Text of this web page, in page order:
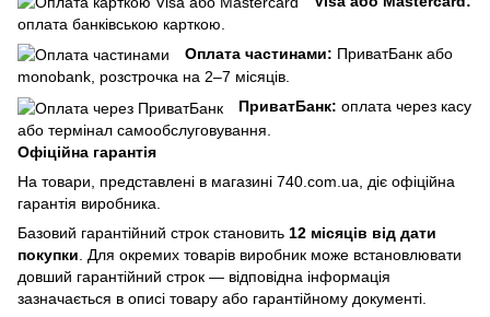
оплата банківською карткою.
Оплата частинами: ПриватБанк або
monobank, розстрочка на 2–7 місяців.
ПриватБанк: оплата через касу
або термінал самообслуговування.
Офіційна гарантія
На товари, представлені в магазині 740.com.ua, діє офіційна
гарантія виробника.
Базовий гарантійний строк становить 12 місяців від дати
покупки . Для окремих товарів виробник може встановлювати
довший гарантійний строк — відповідна інформація
зазначається в описі товару або гарантійному документі.